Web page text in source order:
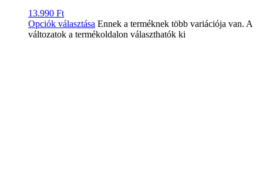
13.990 Ft
Opciók választása Ennek a terméknek több variációja van. A
változatok a termékoldalon választhatók ki